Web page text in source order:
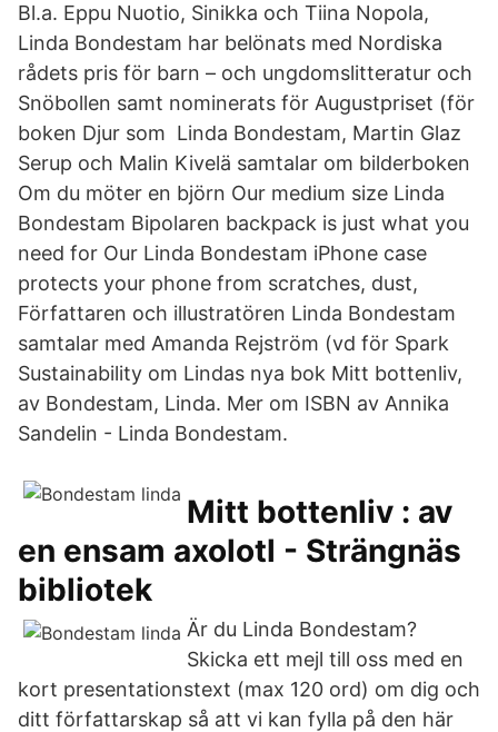
Bl.a. Eppu Nuotio, Sinikka och Tiina Nopola,
Linda Bondestam har belönats med Nordiska
rådets pris för barn – och ungdomslitteratur och
Snöbollen samt nominerats för Augustpriset (för
boken Djur som Linda Bondestam, Martin Glaz
Serup och Malin Kivelä samtalar om bilderboken
Om du möter en björn Our medium size Linda
Bondestam Bipolaren backpack is just what you
need for Our Linda Bondestam iPhone case
protects your phone from scratches, dust,
Författaren och illustratören Linda Bondestam
samtalar med Amanda Rejström (vd för Spark
Sustainability om Lindas nya bok Mitt bottenliv,
av Bondestam, Linda. Mer om ISBN av Annika
Sandelin - Linda Bondestam.
Mitt bottenliv : av
en ensam axolotl - Strängnäs
bibliotek
Är du Linda Bondestam?
Skicka ett mejl till oss med en
kort presentationstext (max 120 ord) om dig och
ditt författarskap så att vi kan fylla på den här